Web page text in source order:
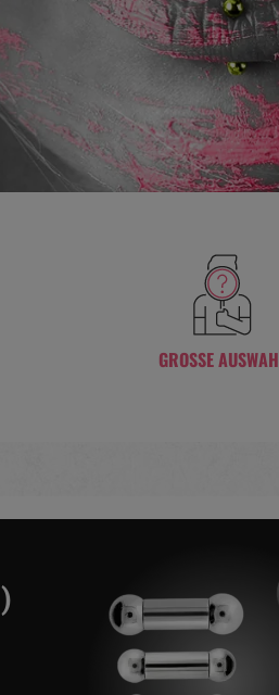
GROSSE AUSWAHL